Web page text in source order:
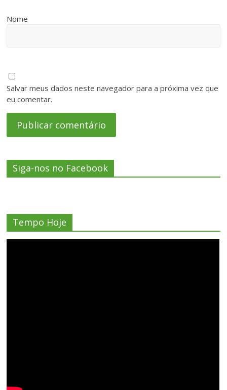
Nome
Salvar meus dados neste navegador para a próxima vez que
eu comentar.
Siga-nos no Facebook
Tempo Hoje